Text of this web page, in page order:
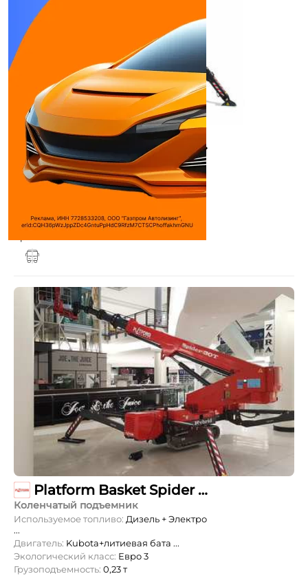
Platform Basket Spider 33.15
Коленчатый подъемник
Тип двигателя:Дизель
Количество цилиндров:4
Макс. крутящий момент:501 Н*м (кг*м)
Platform Basket Spider 30 T
Коленчатый подъемник
Используемое топливо: Дизель + Электро
...
Двигатель: Kubota+литиевая бата ...
Экологический класс: Евро 3
Грузоподъемность: 0,23 т